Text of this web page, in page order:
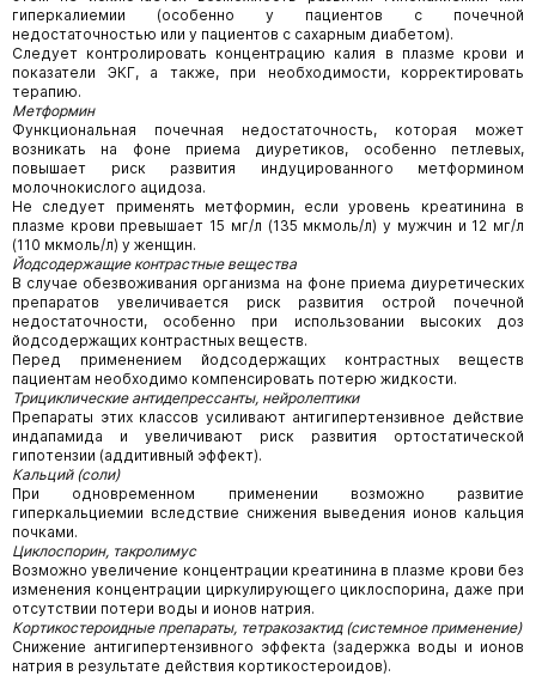
гиперкалиемии (особенно у пациентов с почечной
недостаточностью или у пациентов с сахарным диабетом).
Следует контролировать концентрацию калия в плазме крови и
показатели ЭКГ, а также, при необходимости, корректировать
терапию.
Метформин
Функциональная почечная недостаточность, которая может
возникать на фоне приема диуретиков, особенно петлевых,
повышает риск развития индуцированного метформином
молочнокислого ацидоза.
Не следует применять метформин, если уровень креатинина в
плазме крови превышает 15 мг/л (135 мкмоль/л) у мужчин и 12 мг/л
(110 мкмоль/л) у женщин.
Йодсодержащие контрастные вещества
В случае обезвоживания организма на фоне приема диуретических
препаратов увеличивается риск развития острой почечной
недостаточности, особенно при использовании высоких доз
йодсодержащих контрастных веществ.
Перед применением йодсодержащих контрастных веществ
пациентам необходимо компенсировать потерю жидкости.
Трициклические антидепрессанты, нейролептики
Препараты этих классов усиливают антигипертензивное действие
индапамида и увеличивают риск развития ортостатической
гипотензии (аддитивный эффект).
Кальций (соли)
При одновременном применении возможно развитие
гиперкальциемии вследствие снижения выведения ионов кальция
почками.
Циклоспорин, такролимус
Возможно увеличение концентрации креатинина в плазме крови без
изменения концентрации циркулирующего циклоспорина, даже при
отсутствии потери воды и ионов натрия.
Кортикостероидные препараты, тетракозактид (системное применение)
Снижение антигипертензивного эффекта (задержка воды и ионов
натрия в результате действия кортикостероидов).